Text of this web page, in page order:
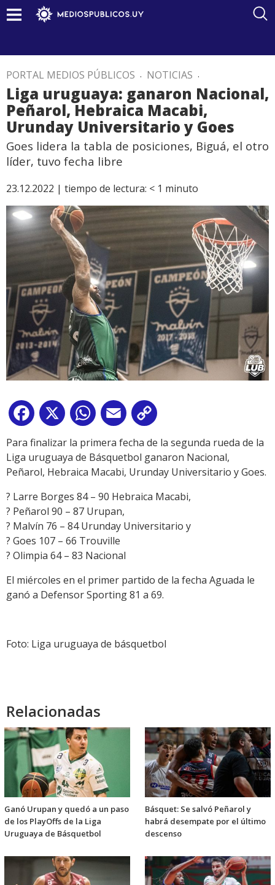
PORTAL MEDIOS PÚBLICOS . NOTICIAS .
Liga uruguaya: ganaron Nacional,
Peñarol, Hebraica Macabi,
Urunday Universitario y Goes
Goes lidera la tabla de posiciones, Biguá, el otro
líder, tuvo fecha libre
23.12.2022 | tiempo de lectura: < 1 minuto
Facebook
X WhatsApp
Email
Link
Para finalizar la primera fecha de la segunda rueda de la
Liga uruguaya de Básquetbol ganaron Nacional,
Peñarol, Hebraica Macabi, Urunday Universitario y Goes.
? Larre Borges 84 – 90 Hebraica Macabi,
? Peñarol 90 – 87 Urupan,
? Malvín 76 – 84 Urunday Universitario y
? Goes 107 – 66 Trouville
? Olimpia 64 – 83 Nacional
El miércoles en el primer partido de la fecha Aguada le
ganó a Defensor Sporting 81 a 69.
Foto: Liga uruguaya de básquetbol
Relacionadas
Ganó Urupan y quedó a un paso
de los PlayOffs de la Liga
Uruguaya de Básquetbol
Básquet: Se salvó Peñarol y
habrá desempate por el último
descenso